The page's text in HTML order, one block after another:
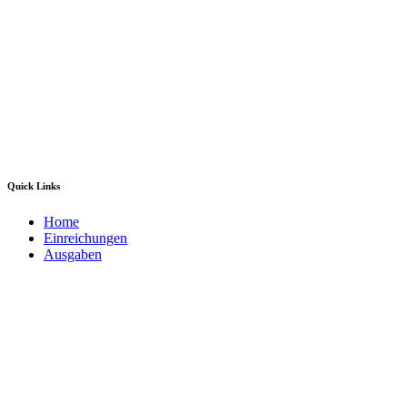
Quick Links
Home
Einreichungen
Ausgaben